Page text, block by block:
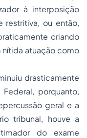
à interposição
restritiva, ou então,
criando
nítida atuação como
drasticamente
porquanto,
geral e a
tribunal, houve a
do exame